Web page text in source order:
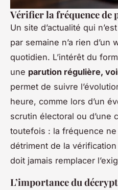
Vérifier la fréquence de
Un site d’actualité qui
par semaine n’a rien d’un
quotidien. L’intérêt du
une parution régulière,
permet de suivre
heure, comme lors d’un
scrutin électoral ou d’une
toutefois : la fréquence
détriment de la
doit jamais remplacer
L’importance du